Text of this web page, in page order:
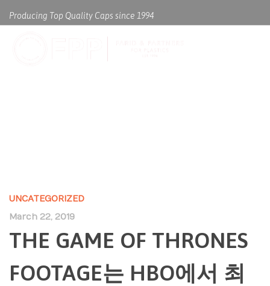
Producing Top Quality Caps since 1994
UNCATEGORIZED
March 22, 2019
THE GAME OF THRONES
FOOTAGE는 HBO에서 최